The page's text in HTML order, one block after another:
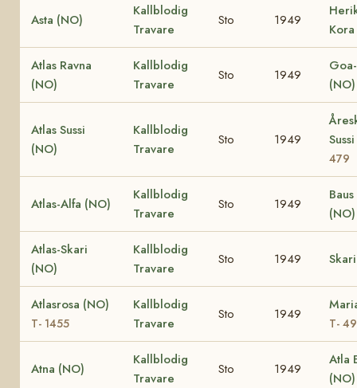
Asta (NO)
Kallblodig
Travare
Sto 1949
Atlas Ravna
(NO)
Kallblodig
Travare
Sto 1949
(NO)
Atlas Sussi
(NO)
Kallblodig
Travare
Sto 1949
479
Atlas-Alfa (NO)
Kallblodig
Travare
Sto 1949
(NO)
Atlas-Skari
(NO)
Kallblodig
Travare
Sto 1949
Atlasrosa (NO)
T- 1455
Kallblodig
Travare
Sto 1949
T-
Atna (NO)
Kallblodig
Travare
Sto 1949
Atla
(NO)